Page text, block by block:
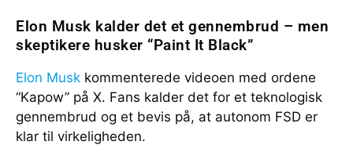
Elon Musk kalder det et gennembrud – men
skeptikere husker “Paint It Black”
Elon Musk kommenterede videoen med ordene
“Kapow” på X. Fans kalder det for et teknologisk
gennembrud og et bevis på, at autonom FSD er
klar til virkeligheden.